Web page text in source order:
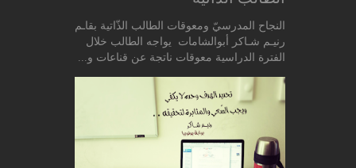
النجاح المدرسيّ ومعوقات الطالب الذّاتية بقاـم
رنيـم شـاكر أبوالشامات يواجه الطالب خلال
الفترة الدراسية معوقات ناتجة عن قناعات و...